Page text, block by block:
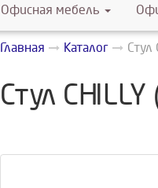
Офисная мебель
Главная Каталог Стул
Стул